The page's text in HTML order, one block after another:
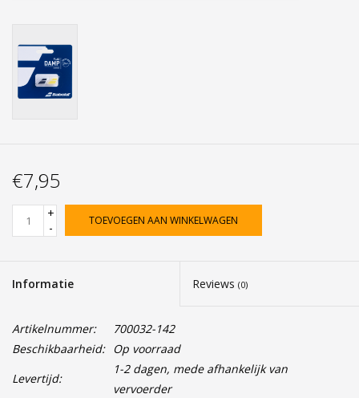
€7,95
+
-
TOEVOEGEN AAN WINKELWAGEN
Informatie Reviews (0)
Artikelnummer:
700032-142
Beschikbaarheid: Op voorraad
Levertijd:
1-2 dagen, mede afhankelijk van
vervoerder